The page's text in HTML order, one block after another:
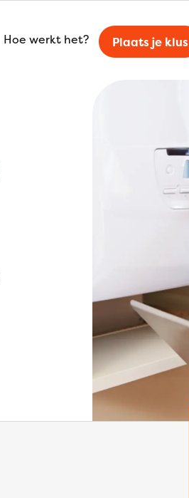
Hoe werkt het? Plaats je klus